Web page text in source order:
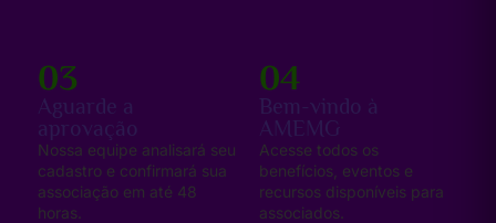
03
Aguarde a
aprovação
Nossa equipe analisará seu
cadastro e confirmará sua
associação em até 48
horas.
04
Bem-vindo à
AMEMG
Acesse todos os
benefícios, eventos e
recursos disponíveis para
associados.